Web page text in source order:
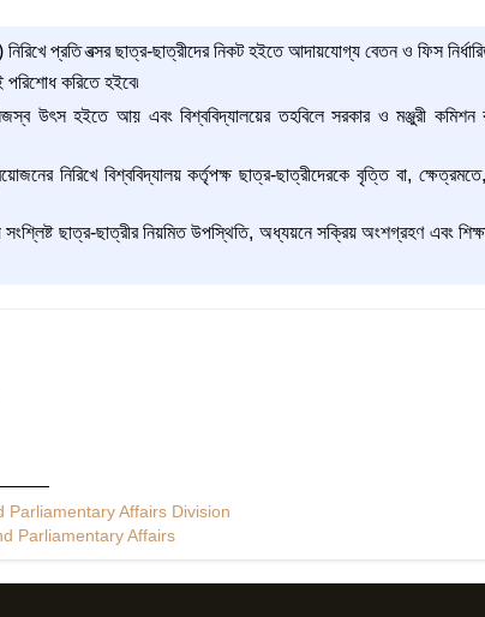
প্রতি বত্সর ছাত্র-ছাত্রীদের নিকট হইতে আদায়যোগ্য বেতন ও ফিস
পরিশোধ করিতে হইবে৷
উৎস হইতে আয় এবং বিশ্ববিদ্যালয়ের তহবিলে সরকার ও মঞ্জুরী কমিশন
নিরিখে বিশ্ববিদ্যালয় কর্তৃপক্ষ ছাত্র-ছাত্রীদেরকে বৃত্তি বা,
ছাত্র-ছাত্রীর নিয়মিত উপস্থিতি, অধ্যয়নে সক্রিয় অংশগ্রহণ এবং
Parliamentary Affairs Division
Parliamentary Affairs